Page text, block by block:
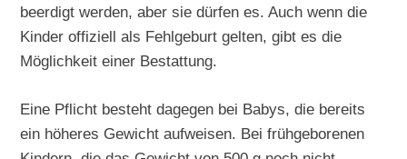
beerdigt werden, aber sie dürfen es. Auch wenn die
Kinder offiziell als Fehlgeburt gelten, gibt es die
Möglichkeit einer Bestattung.
Eine Pflicht besteht dagegen bei Babys, die bereits
ein höheres Gewicht aufweisen. Bei frühgeborenen